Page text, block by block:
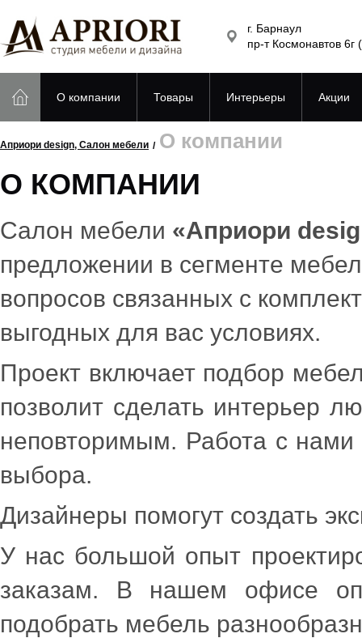
г. Барнаул
пр-т Космонавтов 6г
О компании Товары Интерьеры Акции
Априори design, Салон мебели О компании
О КОМПАНИИ
Салон мебели «Априори
предложении в сегменте
вопросов связанных с
выгодных для вас условиях.
Проект включает подбор
позволит сделать интерьер
неповторимым. Работа с нами
выбора.
Дизайнеры помогут создать
У нас большой опыт
заказам. В нашем офисе
подобрать мебель